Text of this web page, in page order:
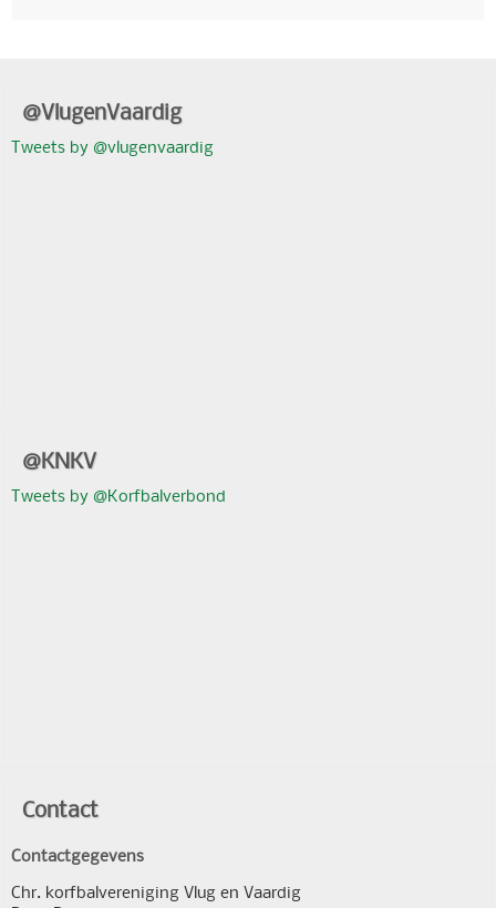
@VlugenVaardig
Tweets by @vlugenvaardig
@KNKV
Tweets by @Korfbalverbond
Contact
Contactgegevens
Chr. korfbalvereniging Vlug en Vaardig